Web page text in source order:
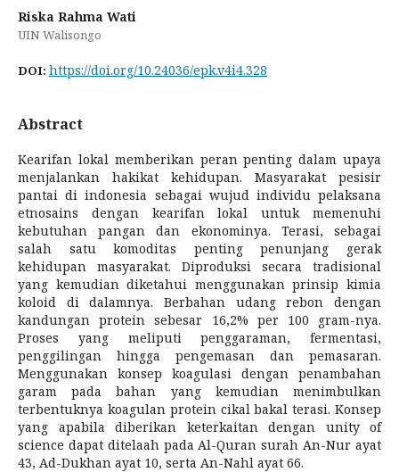
Riska Rahma Wati
UIN Walisongo
DOI: https://doi.org/10.24036/epk.v4i4.328
Abstract
Kearifan lokal memberikan peran penting dalam upaya
menjalankan hakikat kehidupan. Masyarakat pesisir
pantai di indonesia sebagai wujud individu pelaksana
etnosains dengan kearifan lokal untuk memenuhi
kebutuhan pangan dan ekonominya. Terasi, sebagai
salah satu komoditas penting penunjang gerak
kehidupan masyarakat. Diproduksi secara tradisional
yang kemudian diketahui menggunakan prinsip kimia
koloid di dalamnya. Berbahan udang rebon dengan
kandungan protein sebesar 16,2% per 100 gram-nya.
Proses yang meliputi penggaraman, fermentasi,
penggilingan hingga pengemasan dan pemasaran.
Menggunakan konsep koagulasi dengan penambahan
garam pada bahan yang kemudian menimbulkan
terbentuknya koagulan protein cikal bakal terasi. Konsep
yang apabila diberikan keterkaitan dengan unity of
science dapat ditelaah pada Al-Quran surah An-Nur ayat
43, Ad-Dukhan ayat 10, serta An-Nahl ayat 66.